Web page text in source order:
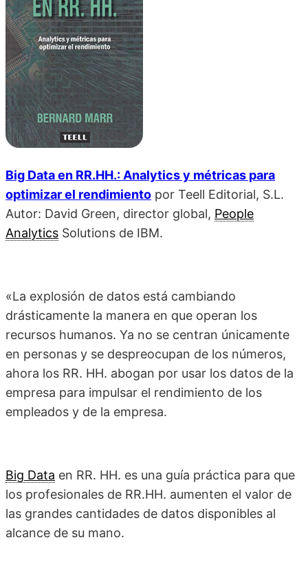
Big Data en RR.HH.: Analytics y métricas para
optimizar el rendimiento por Teell Editorial, S.L.
Autor: David Green, director global, People
Analytics Solutions de IBM.
«La explosión de datos está cambiando
drásticamente la manera en que operan los
recursos humanos. Ya no se centran únicamente
en personas y se despreocupan de los números,
ahora los RR. HH. abogan por usar los datos de la
empresa para impulsar el rendimiento de los
empleados y de la empresa.
Big Data en RR. HH. es una guía práctica para que
los profesionales de RR.HH. aumenten el valor de
las grandes cantidades de datos disponibles al
alcance de su mano.